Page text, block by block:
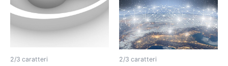
2/3 caratteri 2/3 caratteri